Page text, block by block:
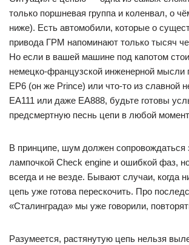
только поршневая группа и коленвал, о
ниже). Есть автомобили, которые о
привода ГРМ напоминают только тысяч
Но если в вашей машине под капотом
немецко-французской инженерной мысли
EP6 (он же Prince) или что-то из славной
EA111 или даже EA888, будьте готовы
предсмертную песнь цепи в любой
В принципе, шум должен сопровождаться
лампочкой Check engine и ошибкой фаз,
всегда и не везде. Бывают случаи, когда
цепь уже готова перескочить. Про
«Сталинграда» мы уже говорили,
Разумеется, растянутую цепь нельзя